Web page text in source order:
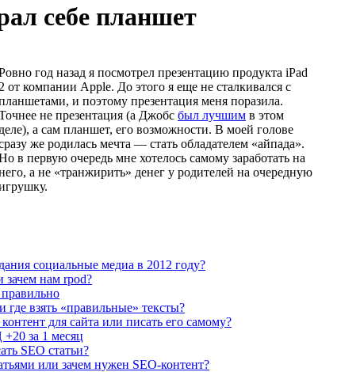
себе планшет
год назад я посмотрел презентацию продукта iPad
2 от компании Apple. До этого я еще не сталкивался с
и поэтому презентация меня поразила.
не презентация (а Джобс был лучшим в этом
деле), а сам планшет, его возможности. В моей голове
же родилась мечта — стать обладателем «айпада».
в первую очередь мне хотелось самому заработать на
а не «транжирить» денег у родителей на очередную
социальные медиа в 2012 году?
зачем нам rpod?
где взять «правильные» тексты?
для сайта или писать его самому?
за 1 месяц
SEO статьи?
или зачем нужен SEO-контент?